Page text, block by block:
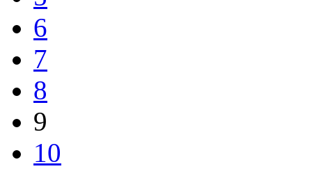
6
7
8
9
10